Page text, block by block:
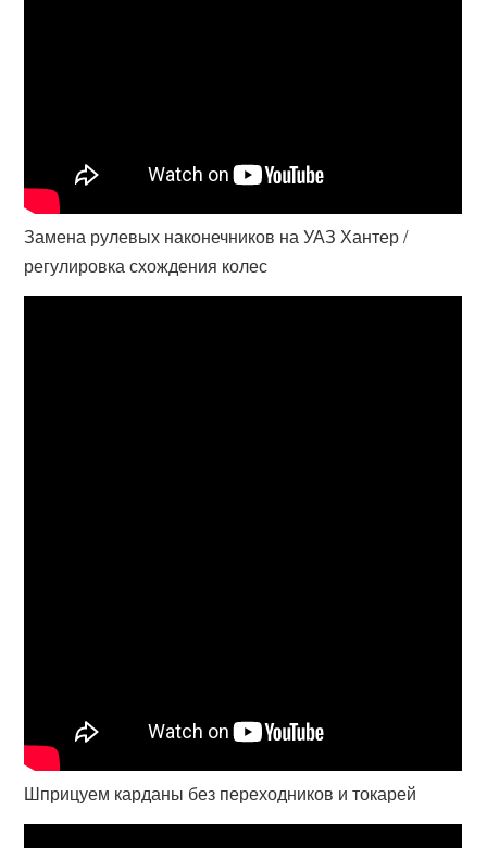
Замена рулевых наконечников на УАЗ Хантер /
регулировка схождения колес
Шприцуем карданы без переходников и токарей